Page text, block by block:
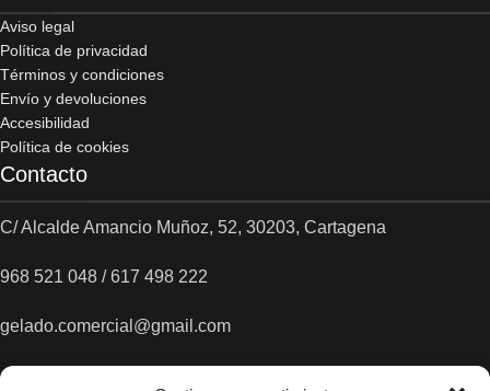
Aviso legal
Política de privacidad
Términos y condiciones
Envío y devoluciones
Accesibilidad
Política de cookies
Contacto
C/ Alcalde Amancio Muñoz, 52, 30203, Cartagena
968 521 048 / 617 498 222
gelado.comercial@gmail.com